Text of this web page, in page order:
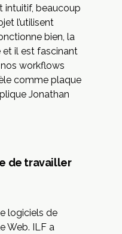
intuitif, beaucoup
l’utilisent
bien, la
il est fascinant
nos workflows
comme plaque
Jonathan
de travailler
logiciels de
Web. ILF a